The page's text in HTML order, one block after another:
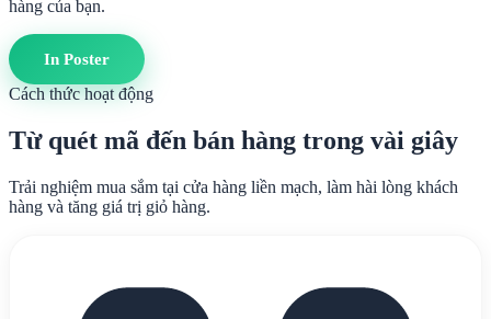
hàng của bạn.
In Poster
Cách thức hoạt động
Từ quét mã đến bán hàng trong vài giây
Trải nghiệm mua sắm tại cửa hàng liền mạch, làm hài lòng khách
hàng và tăng giá trị giỏ hàng.